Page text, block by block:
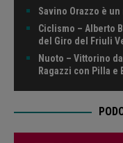
Savino Orazzo è
Ciclismo – Alberto
del Giro del Friuli
Nuoto – Vittorino
Ragazzi con Pilla e